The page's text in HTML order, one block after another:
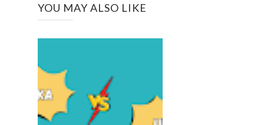
YOU MAY ALSO LIKE